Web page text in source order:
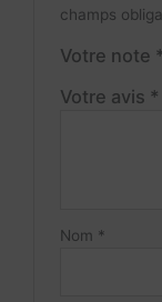
champs
Votre note *
Votre avis *
Nom *